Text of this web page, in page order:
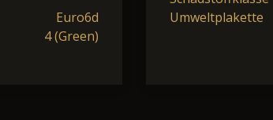
Euro6d
4 (Green)
Umweltplakette